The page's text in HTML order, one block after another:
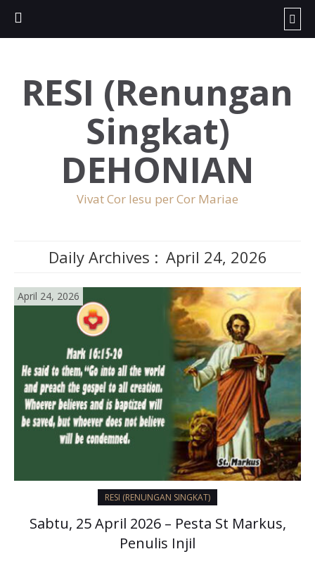
RESI (Renungan
Singkat)
DEHONIAN
Vivat Cor Iesu per Cor Mariae
Daily Archives : April 24, 2026
April 24, 2026
RESI (RENUNGAN SINGKAT)
Sabtu, 25 April 2026 – Pesta St Markus,
Penulis Injil